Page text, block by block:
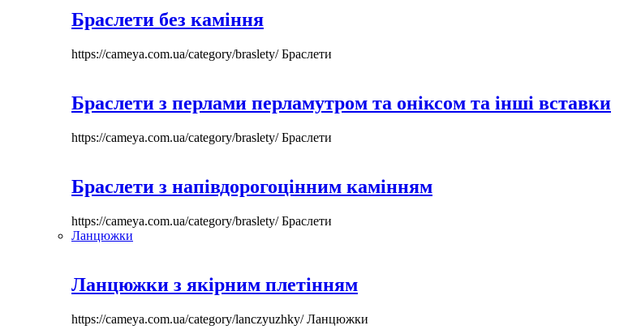
Браслети без каміння
https://cameya.com.ua/category/braslety/Браслети
Браслети з перлами перламутром та оніксом та інші вставки
https://cameya.com.ua/category/braslety/Браслети
Браслети з напівдорогоцінним камінням
https://cameya.com.ua/category/braslety/Браслети
Ланцюжки
Ланцюжки з якірним плетінням
https://cameya.com.ua/category/lanczyuzhky/Ланцюжки